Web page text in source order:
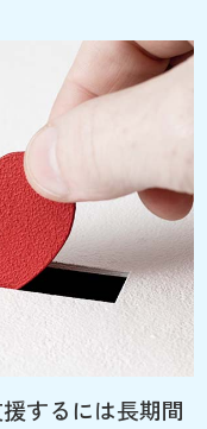
するには長期間